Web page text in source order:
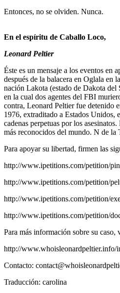
Entonces, no se olviden. Nunca.
En el espíritu de Caballo Loco,
Leonard Peltier
Éste es un mensaje a los eventos en
después de la balacera en Oglala en
nación Lakota (estado de Dakota
en la cual dos agentes del FBI
contra, Leonard Peltier fue detenido
1976, extraditado a Estados Unidos,
cadenas perpetuas por los
más reconocidos del mundo. N de la
Para apoyar su libertad, firmen las
http://www.ipetitions.com/petition/
http://www.ipetitions.com/petition/
http://www.ipetitions.com/petition/
http://www.ipetitions.com/petition/
Para más información sobre su caso,
http://www.whoisleonardpeltier.info/
Contacto:
Traducción: carolina